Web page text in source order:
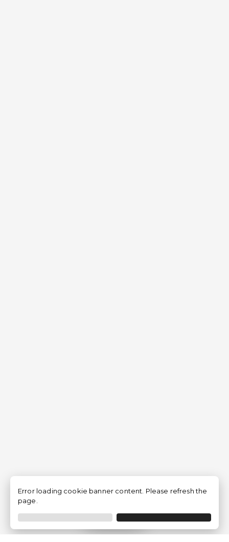
Filtrar
Error loading cookie banner content. Please refresh the
page.